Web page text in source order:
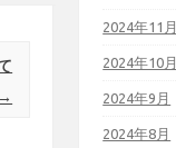
→
2024年11月
2024年10月
2024年9月
2024年8月